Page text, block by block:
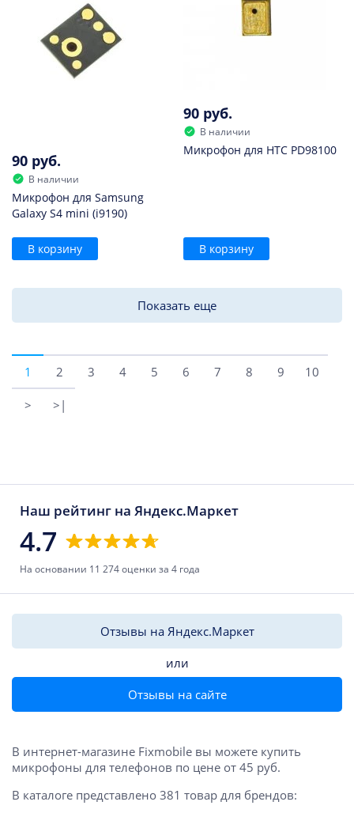
90 руб.
В наличии
Микрофон для Samsung
Galaxy S4 mini (i9190)
В корзину
90 руб.
В наличии
Микрофон для HTC PD98100
В корзину
Показать еще
1 2 3 4 5 6 7 8 9 10
> >|
Наш рейтинг на Яндекс.Маркет
4.7
На основании 11 274 оценки за 4 года
Отзывы на Яндекс.Маркет
или
Отзывы на сайте
В интернет-магазине Fixmobile вы можете купить
микрофоны для телефонов по цене от 45 руб.
В каталоге представлено 381 товар для брендов: